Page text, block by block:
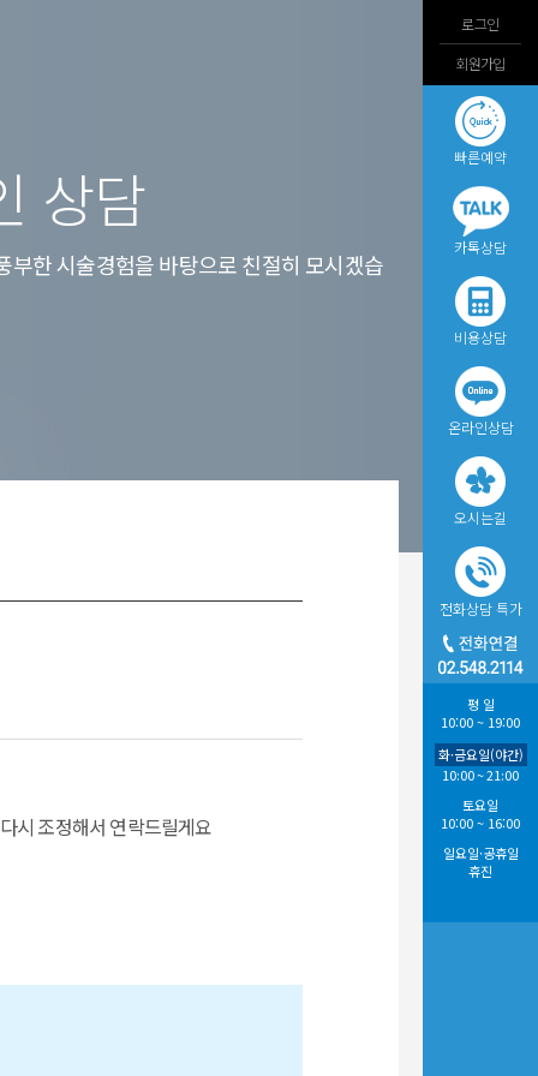
상담
부한 시술경험을 바탕으로 친절히 모시겠습
시 조정해서 연락드릴게요
로그인
회원가입
빠른예약
카톡상담
비용상담
온라인상담
오시는길
전화상담특가
평 일
10:00 ~ 19:00
화·금요일(야간)
10:00 ~ 21:00
토요일
10:00 ~ 16:00
일요일·공휴일
휴진